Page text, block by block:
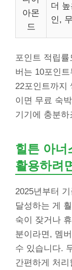
아몬
드
더
인,
포인트 적립
버는 10포인
22포인트까지
이면 무료 숙
기기에 충분하
힐튼 아너
활용하려
2025년부터
달성하는 게
숙이 잦거나
분이라면, 멤
수 있습니다.
간편하게 처리